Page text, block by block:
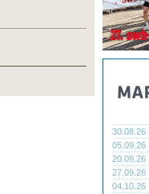
30.08.26
05.09.26
20.09.26
27.09.26
04.10.26